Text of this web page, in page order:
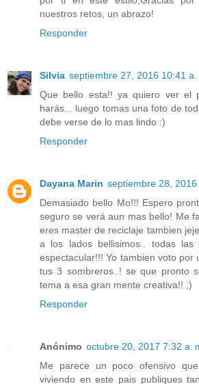
nuestros retos, un abrazo!
Responder
Silvia septiembre 27, 2016 10:41 a.
Que bello esta!! ya quiero ver el
harás... luego tomas una foto de
debe verse de lo mas lindo :)
Responder
Dayana Marin septiembre 28, 2016
Demasiado bello Mo!!! Espero
seguro se verá aun mas bello! Me
eres master de reciclaje tambien
a los lados bellisimos.. todas las
espectacular!!! Yo tambien voto por
tus 3 sombreros..! se que pronto
tema a esa gran mente creativa!! ;)
Responder
Anónimo octubre 20, 2017 7:32 a.
Me parece un poco ofensivo
viviendo en este pais publiques